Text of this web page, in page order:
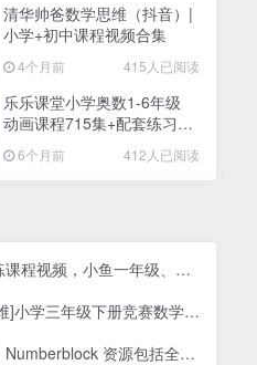
清华帅爸数学思维（抖音）|
小学+初中课程视频合集
4个月前 415人已阅读
乐乐课堂小学奥数1-6年级
动画课程715集+配套练习册
6个月前 412人已阅读
级、二年级、三年级数学进阶课 -MP4课程+对应练习题
年级下册竞赛数学同步课程20节完整版
资源包括全5季视频+拓展资源